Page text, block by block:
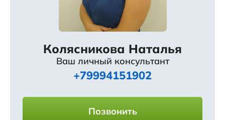
Колясникова Наталья
Ваш личный консультант
+79994151902
Позвонить